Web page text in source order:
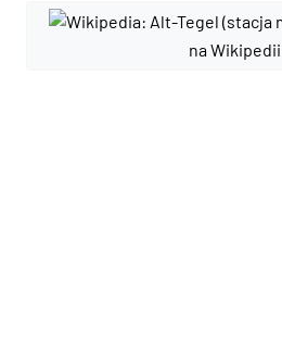
na Wikipedii